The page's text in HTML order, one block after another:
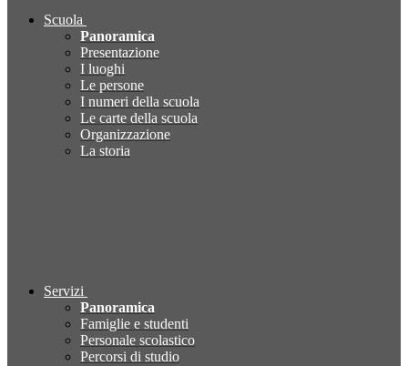
Scuola
Panoramica
Presentazione
I luoghi
Le persone
I numeri della scuola
Le carte della scuola
Organizzazione
La storia
Servizi
Panoramica
Famiglie e studenti
Personale scolastico
Percorsi di studio